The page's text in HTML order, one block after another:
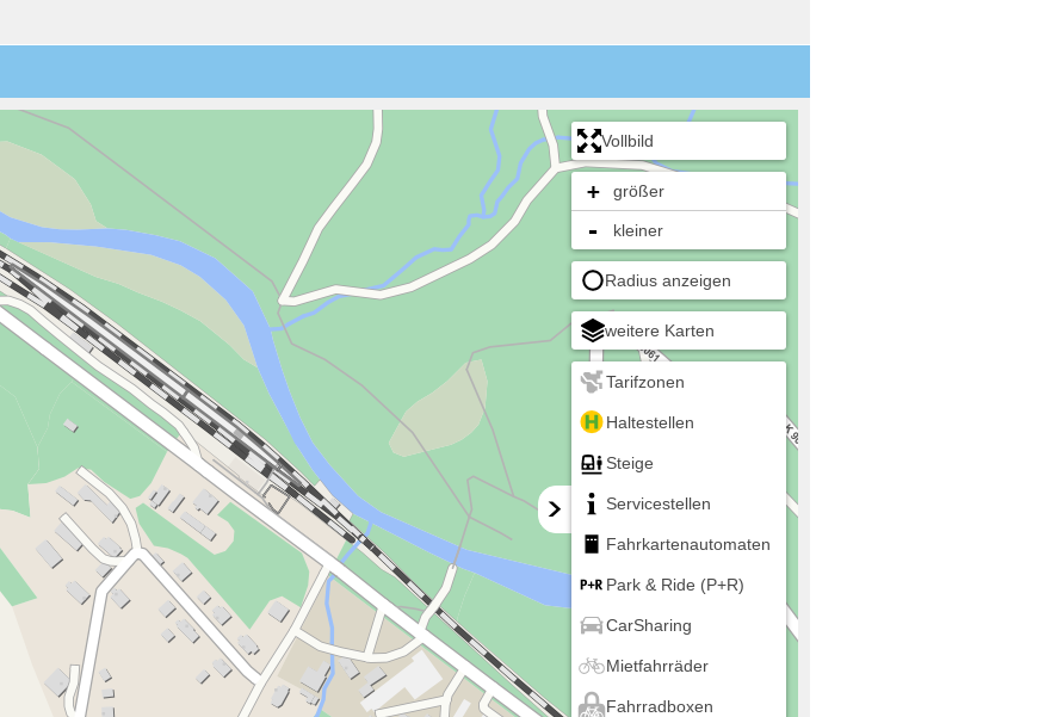
10 11 12 13 14 15 16
31
21:00
21:30
23:00
Vollbild
+ größer
- kleiner
Radius anzeigen
weitere Karten
Tarifzonen
Haltestellen
Steige
Servicestellen
Fahrkartenautomaten
Park & Ride (P+R)
CarSharing
Mietfahrräder
Fahrradboxen